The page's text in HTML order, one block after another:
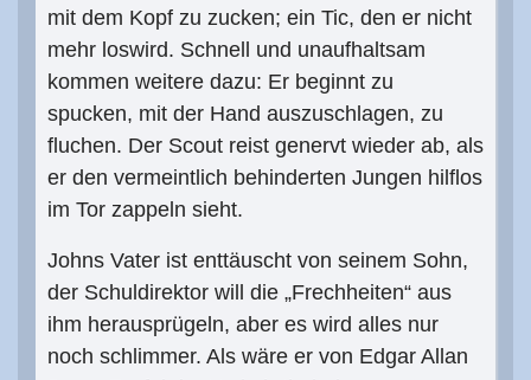
mit dem Kopf zu zucken; ein Tic, den er nicht
mehr loswird. Schnell und unaufhaltsam
kommen weitere dazu: Er beginnt zu
spucken, mit der Hand auszuschlagen, zu
fluchen. Der Scout reist genervt wieder ab, als
er den vermeintlich behinderten Jungen hilflos
im Tor zappeln sieht.
Johns Vater ist enttäuscht von seinem Sohn,
der Schuldirektor will die „Frechheiten“ aus
ihm herausprügeln, aber es wird alles nur
noch schlimmer. Als wäre er von Edgar Allan